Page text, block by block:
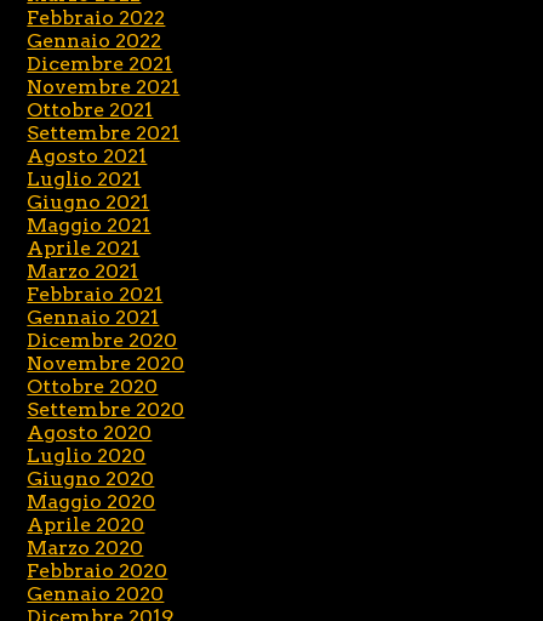
Febbraio 2022
Gennaio 2022
Dicembre 2021
Novembre 2021
Ottobre 2021
Settembre 2021
Agosto 2021
Luglio 2021
Giugno 2021
Maggio 2021
Aprile 2021
Marzo 2021
Febbraio 2021
Gennaio 2021
Dicembre 2020
Novembre 2020
Ottobre 2020
Settembre 2020
Agosto 2020
Luglio 2020
Giugno 2020
Maggio 2020
Aprile 2020
Marzo 2020
Febbraio 2020
Gennaio 2020